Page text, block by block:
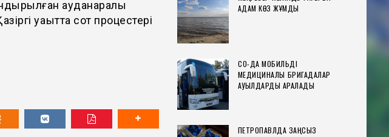
ауданаралық
уақытта сот процестері
АДАМ КӨЗ ЖҰМДЫ
СҚО-ДА МОБИЛЬДІ
МЕДИЦИНАЛЫҚ БРИГАДАЛАР
АУЫЛДАРДЫ АРАЛАДЫ
ПЕТРОПАВЛДА ЗАҢСЫЗ